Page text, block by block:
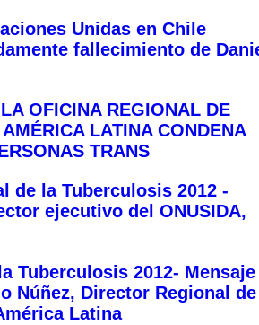
Unidas en Chile
fallecimiento de
OFICINA REGIONAL DE
LATINA CONDENA
TRANS
de la Tuberculosis 2012 -
ejecutivo del ONUSIDA,
Tuberculosis 2012- Mensaje
Núñez, Director Regional de
Latina